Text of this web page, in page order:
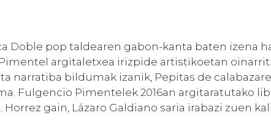
Doble pop taldearen gabon-kanta baten izena
argitaletxea irizpide artistikoetan
narratiba bildumak izanik, Pepitas de
Fulgencio Pimentelek 2016an argitaratutako
gain, Lázaro Galdiano saria irabazi zuen